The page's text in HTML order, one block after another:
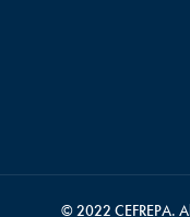
© 2022 CEFREPA.